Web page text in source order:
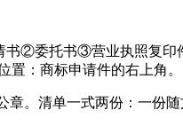
②委托书③营业执照复
：商标申请件的右上角。
。清单一式两份：一